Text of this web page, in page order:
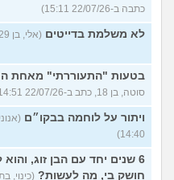
כתבה ב-22/07/26 15:11)
לא משלמת בדייטים (אלי, בן 29, כתב ב-22/07/26 15:00)
בטעות "התעוררתי" מאחת
סוטה, בן 18, כתב ב-22/07/26 14:51)
ויתור על לוחמה בבקו״ם
14:40)
6 שנים יחד עם הבן זוג,
חושק בי, מה לעשות?